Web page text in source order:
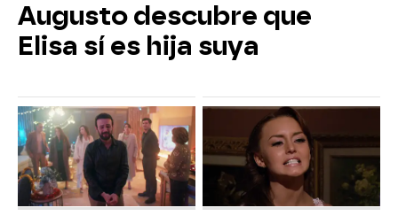
Augusto descubre que
Elisa sí es hija suya